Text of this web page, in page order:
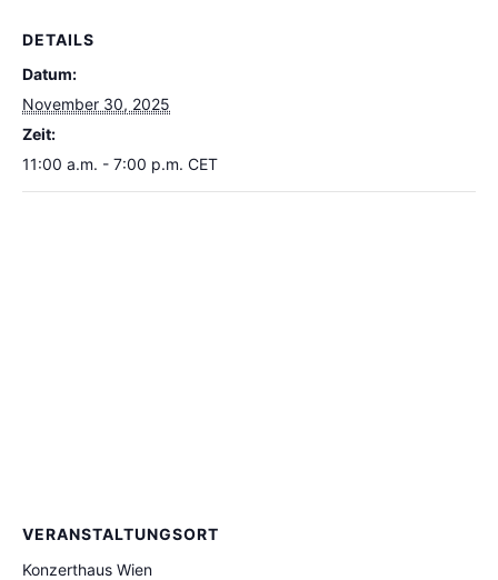
DETAILS
Datum:
November 30, 2025
Zeit:
11:00 a.m. - 7:00 p.m. CET
VERANSTALTUNGSORT
Konzerthaus Wien